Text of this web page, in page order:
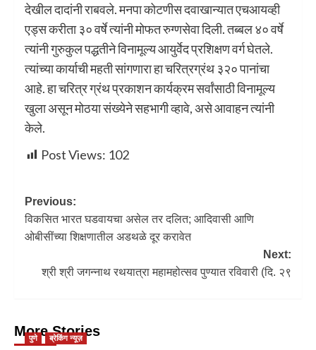
देखील दादांनी राबवले. मनपा कोटणीस दवाखान्यात एचआयव्ही
एड्स करीता ३० वर्षे त्यांनी मोफत रुग्णसेवा दिली. तब्बल ४० वर्षे
त्यांनी गुरुकुल पद्धतीने विनामूल्य आयुर्वेद प्रशिक्षण वर्ग घेतले.
त्यांच्या कार्याची महती सांगणारा हा चरित्रग्रंथ ३२० पानांचा
आहे. हा चरित्र ग्रंथ प्रकाशन कार्यक्रम सर्वांसाठी विनामूल्य
खुला असून मोठया संख्येने सहभागी व्हावे, असे आवाहन त्यांनी
केले.
Post Views: 102
Previous:
विकसित भारत घडवायचा असेल तर दलित; आदिवासी आणि
ओबीसींच्या शिक्षणातील अडथळे दूर करावेत
Next:
श्री श्री जगन्नाथ रथयात्रा महामहोत्सव पुण्यात रविवारी (दि. २९
More Stories
पुणे ब्रेकिंग न्यूज़